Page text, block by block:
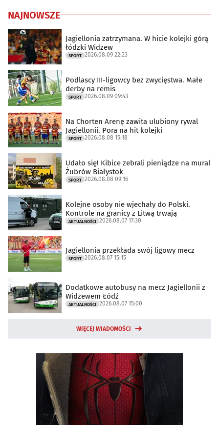
NAJNOWSZE
Jagiellonia zatrzymana. W hicie kolejki górą
łódzki Widzew
SPORT 2026.08.09 22:23
Podlascy III-ligowcy bez zwycięstwa. Małe
derby na remis
SPORT 2026.08.09 09:43
Na Chorten Arenę zawita ulubiony rywal
Jagiellonii. Pora na hit kolejki
SPORT 2026.08.08 15:18
Udało się! Kibice zebrali pieniądze na mural
Żubrów Białystok
SPORT 2026.08.08 09:16
Kolejne osoby nie wjechały do Polski.
Kontrole na granicy z Litwą trwają
AKTUALNOŚCI 2026.08.07 17:30
Jagiellonia przekłada swój ligowy mecz
SPORT 2026.08.07 15:15
Dodatkowe autobusy na mecz Jagiellonii z
Widzewem Łódź
AKTUALNOŚCI 2026.08.07 15:00
WIĘCEJ WIADOMOŚCI